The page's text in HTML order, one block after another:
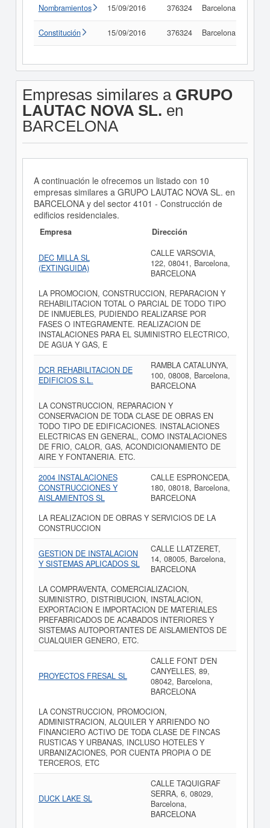
Nombramientos 15/09/2016 376324 Barcelona
Constitución 15/09/2016 376324 Barcelona
Empresas similares a GRUPO
LAUTAC NOVA SL. en
BARCELONA
A continuación le ofrecemos un listado con 10
empresas similares a GRUPO LAUTAC NOVA SL. en
BARCELONA y del sector 4101 - Construcción de
edificios residenciales.
Empresa Dirección
DEC MILLA SL
(EXTINGUIDA)
CALLE VARSOVIA,
122, 08041, Barcelona,
BARCELONA
LA PROMOCION, CONSTRUCCION, REPARACION Y
REHABILITACION TOTAL O PARCIAL DE TODO TIPO
DE INMUEBLES, PUDIENDO REALIZARSE POR
FASES O INTEGRAMENTE. REALIZACION DE
INSTALACIONES PARA EL SUMINISTRO ELECTRICO,
DE AGUA Y GAS, E
DCR REHABILITACION DE
EDIFICIOS S.L.
RAMBLA CATALUNYA,
100, 08008, Barcelona,
BARCELONA
LA CONSTRUCCION, REPARACION Y
CONSERVACION DE TODA CLASE DE OBRAS EN
TODO TIPO DE EDIFICACIONES. INSTALACIONES
ELECTRICAS EN GENERAL, COMO INSTALACIONES
DE FRIO, CALOR, GAS, ACONDICIONAMIENTO DE
AIRE Y FONTANERIA. ETC.
2004 INSTALACIONES
CONSTRUCCIONES Y
AISLAMIENTOS SL
CALLE ESPRONCEDA,
180, 08018, Barcelona,
BARCELONA
LA REALIZACION DE OBRAS Y SERVICIOS DE LA
CONSTRUCCION
GESTION DE INSTALACION
Y SISTEMAS APLICADOS SL
CALLE LLATZERET,
14, 08005, Barcelona,
BARCELONA
LA COMPRAVENTA, COMERCIALIZACION,
SUMINISTRO, DISTRIBUCION, INSTALACION,
EXPORTACION E IMPORTACION DE MATERIALES
PREFABRICADOS DE ACABADOS INTERIORES Y
SISTEMAS AUTOPORTANTES DE AISLAMIENTOS DE
CUALQUIER GENERO, ETC.
PROYECTOS FRESAL SL
CALLE FONT D'EN
CANYELLES, 89,
08042, Barcelona,
BARCELONA
LA CONSTRUCCION, PROMOCION,
ADMINISTRACION, ALQUILER Y ARRIENDO NO
FINANCIERO ACTIVO DE TODA CLASE DE FINCAS
RUSTICAS Y URBANAS, INCLUSO HOTELES Y
URBANIZACIONES, POR CUENTA PROPIA O DE
TERCEROS, ETC
DUCK LAKE SL
CALLE TAQUIGRAF
SERRA, 6, 08029,
Barcelona,
BARCELONA